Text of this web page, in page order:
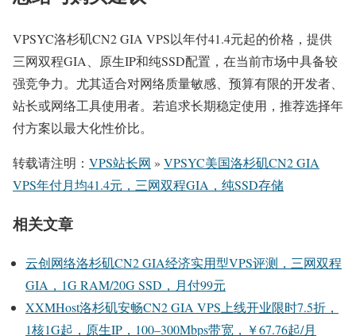
VPSYC洛杉矶CN2 GIA VPS以年付41.4元起的价格，提供
三网双程GIA、原生IP和纯SSD配置，在当前市场中具备较
强竞争力。尤其适合对网络质量敏感、预算有限的开发者、
站长或网络工具使用者。若追求长期稳定使用，推荐选择年
付方案以最大化性价比。
转载请注明： VPS站长网 » VPSYC美国洛杉矶CN2 GIA
VPS年付月均41.4元，三网双程GIA，纯SSD存储
相关文章
云创网络洛杉矶CN2 GIA经济实用型VPS评测，三网双程
GIA，1G RAM/20G SSD，月付99元
XXMHost洛杉矶安畅CN2 GIA VPS上线开业限时7.5折，
1核1G起，原生IP，100–300Mbps带宽，￥67.76起/月